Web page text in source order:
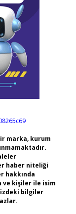
marka, kurum
haber niteliği
hakkında
ve kişiler ile isim
bilgiler